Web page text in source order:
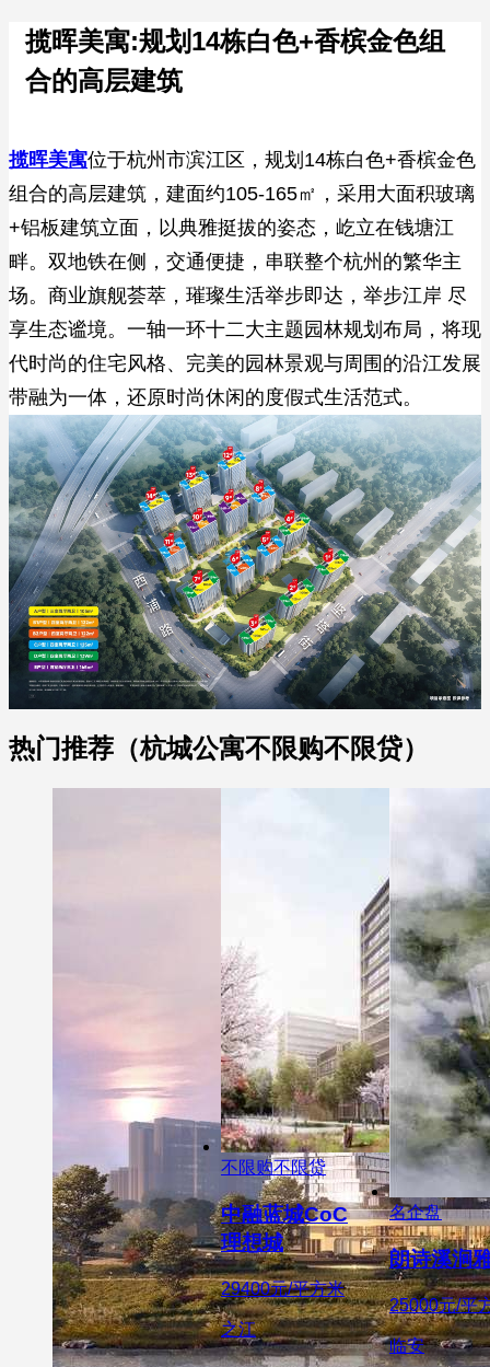
揽晖美寓:规划14栋白色+香槟金色组
合的高层建筑
揽晖美寓位于杭州市滨江区，规划14栋白色+香槟金色
组合的高层建筑，建面约105-165㎡，采用大面积玻璃
+铝板建筑立面，以典雅挺拔的姿态，屹立在钱塘江
畔。双地铁在侧，交通便捷，串联整个杭州的繁华主
场。商业旗舰荟萃，璀璨生活举步即达，举步江岸 尽
享生态谧境。一轴一环十二大主题园林规划布局，将现
代时尚的住宅风格、完美的园林景观与周围的沿江发展
带融为一体，还原时尚休闲的度假式生活范式。
热门推荐（杭城公寓不限购不限贷）
不限购不限贷
中融蓝城CoC
理想城
29400元/平方米
之江
名企盘
朗诗溪涧
25000元/平
临安